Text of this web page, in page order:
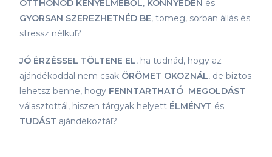
OTTHONOD KÉNYELMÉBŐL, KÖNNYEDÉN és
GYORSAN SZEREZHETNÉD BE, tömeg, sorban állás és
stressz nélkül?
JÓ ÉRZÉSSEL TÖLTENE EL, ha tudnád, hogy az
ajándékoddal nem csak ÖRÖMET OKOZNÁL, de biztos
lehetsz benne, hogy FENNTARTHATÓ MEGOLDÁST
választottál, hiszen tárgyak helyett ÉLMÉNYT és
TUDÁST ajándékoztál?